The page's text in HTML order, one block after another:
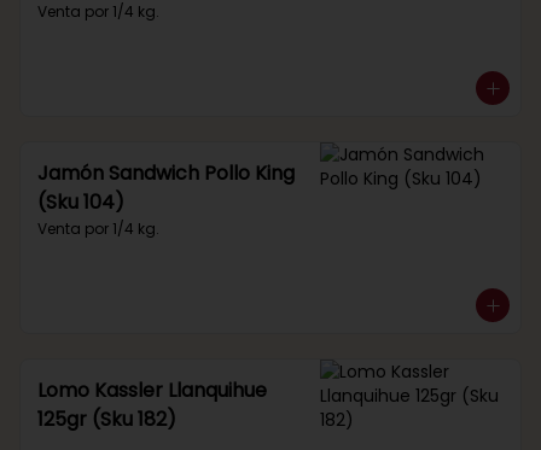
Venta por 1/4 kg.
Jamón Sandwich Pollo King
(Sku 104)
Venta por 1/4 kg.
Lomo Kassler Llanquihue
125gr (Sku 182)